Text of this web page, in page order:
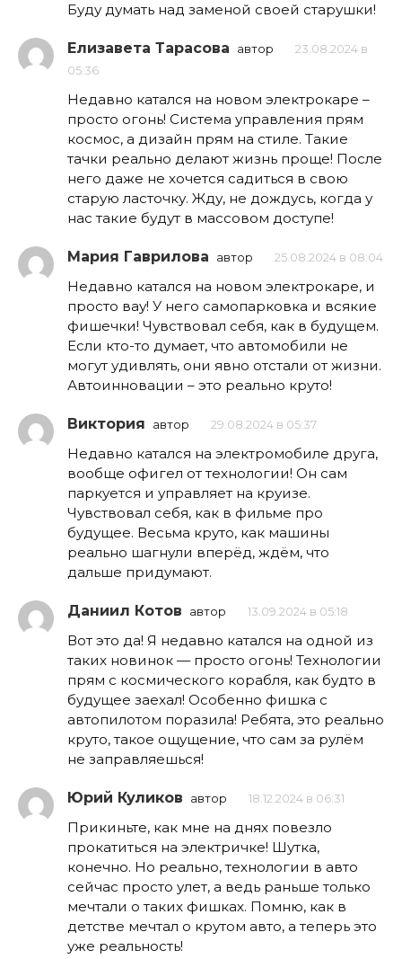
Буду думать над заменой своей старушки!
Елизавета Тарасова автор
23.08.2024 в
05:36
Недавно катался на новом электрокаре –
просто огонь! Система управления прям
космос, а дизайн прям на стиле. Такие
тачки реально делают жизнь проще! После
него даже не хочется садиться в свою
старую ласточку. Жду, не дождусь, когда у
нас такие будут в массовом доступе!
Мария Гаврилова автор 25.08.2024 в 08:04
Недавно катался на новом электрокаре, и
просто вау! У него самопарковка и всякие
фишечки! Чувствовал себя, как в будущем.
Если кто-то думает, что автомобили не
могут удивлять, они явно отстали от жизни.
Автоинновации – это реально круто!
Виктория автор 29.08.2024 в 05:37
Недавно катался на электромобиле друга,
вообще офигел от технологии! Он сам
паркуется и управляет на круизе.
Чувствовал себя, как в фильме про
будущее. Весьма круто, как машины
реально шагнули вперёд, ждём, что
дальше придумают.
Даниил Котов автор 13.09.2024 в 05:18
Вот это да! Я недавно катался на одной из
таких новинок — просто огонь! Технологии
прям с космического корабля, как будто в
будущее заехал! Особенно фишка с
автопилотом поразила! Ребята, это реально
круто, такое ощущение, что сам за рулём
не заправляешься!
Юрий Куликов автор 18.12.2024 в 06:31
Прикиньте, как мне на днях повезло
прокатиться на электричке! Шутка,
конечно. Но реально, технологии в авто
сейчас просто улет, а ведь раньше только
мечтали о таких фишках. Помню, как в
детстве мечтал о крутом авто, а теперь это
уже реальность!